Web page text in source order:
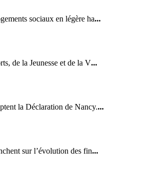
sociaux en légère ha...
de la Jeunesse et de la V...
la Déclaration de Nancy....
sur l’évolution des fin...